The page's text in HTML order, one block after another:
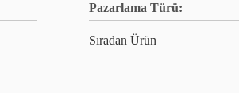
Pazarlama Türü:
Sıradan Ürün